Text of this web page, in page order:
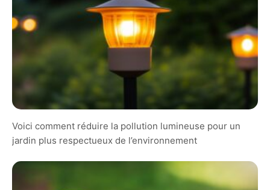
Voici comment réduire la pollution lumineuse pour un
jardin plus respectueux de l’environnement